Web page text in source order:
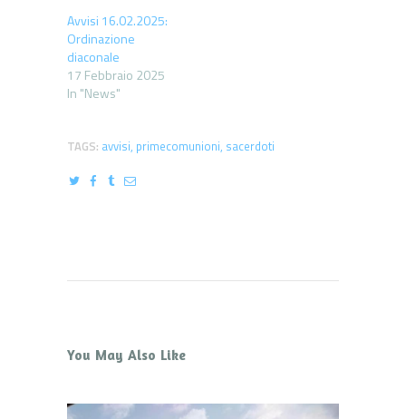
Avvisi 16.02.2025:
Ordinazione
diaconale
17 Febbraio 2025
In "News"
TAGS: avvisi, primecomunioni, sacerdoti
You May Also Like